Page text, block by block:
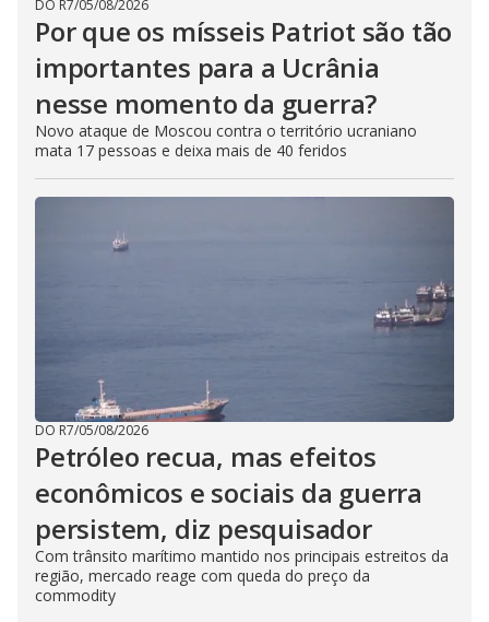
DO R7/05/08/2026
Por que os mísseis Patriot são tão
importantes para a Ucrânia
nesse momento da guerra?
Novo ataque de Moscou contra o território ucraniano
mata 17 pessoas e deixa mais de 40 feridos
DO R7/05/08/2026
Petróleo recua, mas efeitos
econômicos e sociais da guerra
persistem, diz pesquisador
Com trânsito marítimo mantido nos principais estreitos da
região, mercado reage com queda do preço da
commodity